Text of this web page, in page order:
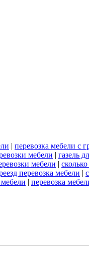
| перевозка мебели с
мебели | газель
мебели |
перевозка мебели |
| перевозка